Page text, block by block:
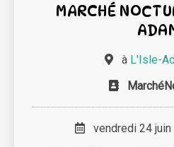
MARCHÉ
à L'Isle-
vendredi 24 juin